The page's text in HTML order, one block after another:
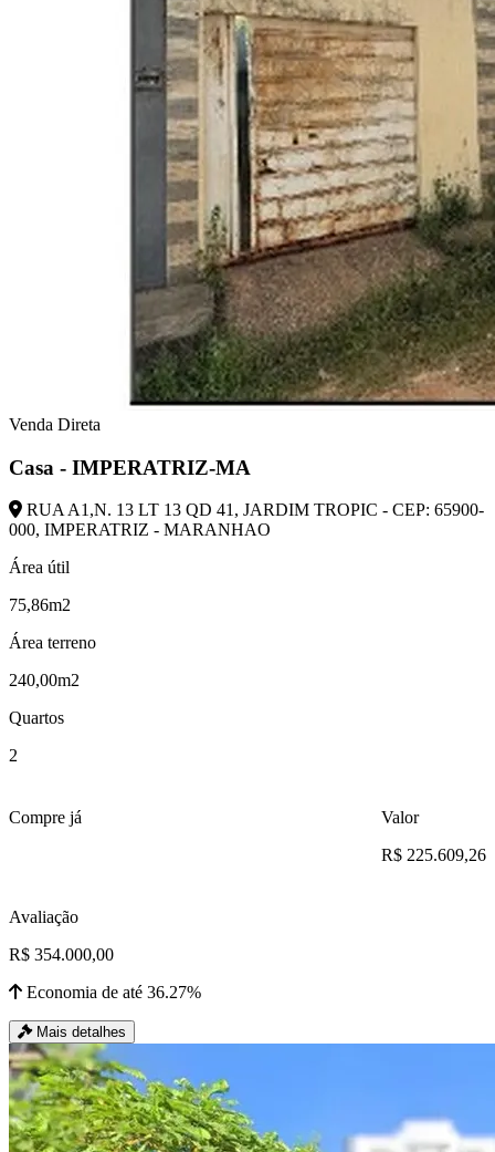
Venda Direta
Casa - IMPERATRIZ-MA
RUA A1,N. 13 LT 13 QD 41, JARDIM TROPIC - CEP: 65900-
000, IMPERATRIZ - MARANHAO
Área útil
75,86m2
Área terreno
240,00m2
Quartos
2
Compre já
Valor
R$ 225.609,26
Avaliação
R$ 354.000,00
Economia de até 36.27%
Mais detalhes